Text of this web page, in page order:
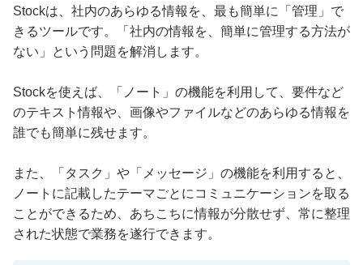
Stockは、社内のあらゆる情報を、最も簡単に「管理」で
きるツールです。「社内の情報を、簡単に管理する方法が
ない」という問題を解消します。
Stockを使えば、「ノート」の機能を利用して、要件など
のテキスト情報や、画像やファイルなどのあらゆる情報を
誰でも簡単に残せます。
また、「タスク」や「メッセージ」の機能を利用すると、
ノートに記載したテーマごとにコミュニケーションを取る
ことができるため、あちこちに情報が分散せず、常に整理
された状態で業務を遂行できます。